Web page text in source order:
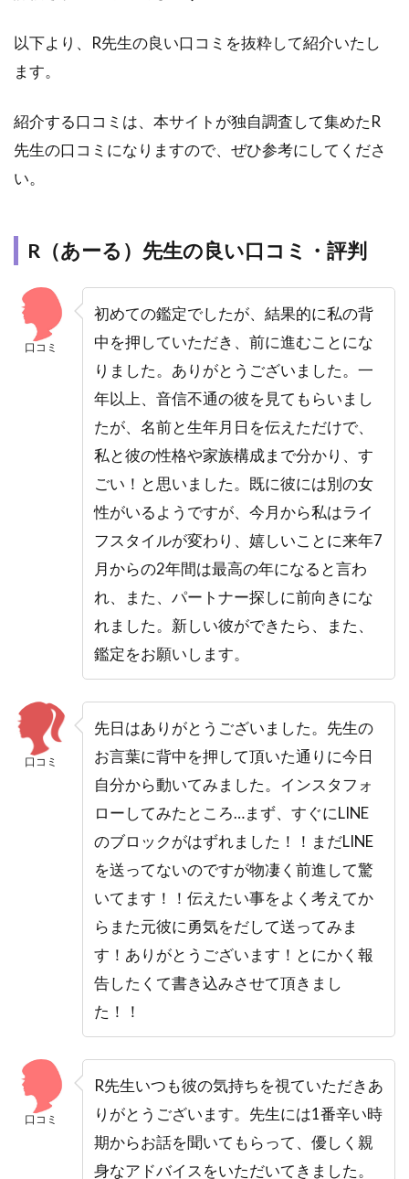
以下より、R先生の良い口コミを抜粋して紹介いたし
ます。
紹介する口コミは、本サイトが独自調査して集めたR
先生の口コミになりますので、ぜひ参考にしてくださ
い。
R（あーる）先生の良い口コミ・評判
口コミ
初めての鑑定でしたが、結果的に私の背
中を押していただき、前に進むことにな
りました。ありがとうございました。一
年以上、音信不通の彼を見てもらいまし
たが、名前と生年月日を伝えただけで、
私と彼の性格や家族構成まで分かり、す
ごい！と思いました。既に彼には別の女
性がいるようですが、今月から私はライ
フスタイルが変わり、嬉しいことに来年7
月からの2年間は最高の年になると言わ
れ、また、パートナー探しに前向きにな
れました。新しい彼ができたら、また、
鑑定をお願いします。
口コミ
先日はありがとうございました。先生の
お言葉に背中を押して頂いた通りに今日
自分から動いてみました。インスタフォ
ローしてみたところ…まず、すぐにLINE
のブロックがはずれました！！まだLINE
を送ってないのですが物凄く前進して驚
いてます！！伝えたい事をよく考えてか
らまた元彼に勇気をだして送ってみま
す！ありがとうございます！とにかく報
告したくて書き込みさせて頂きまし
た！！
口コミ
R先生いつも彼の気持ちを視ていただきあ
りがとうございます。先生には1番辛い時
期からお話を聞いてもらって、優しく親
身なアドバイスをいただいてきました。